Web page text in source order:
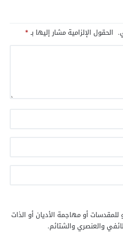
الحقول الإلزامية مشار إليها بـ*
أو مهاجمة الأديان أو الذات
والعنصري والشتائم.